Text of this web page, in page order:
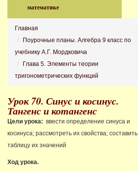
математике
Главная
Поурочные планы. Алгебра 9 класс по
учебнику А.Г. Мордковича
Глава 5. Элементы теории
тригонометрических функций
Урок 70. Синус и косинус.
Тангенс и котангенс
Цели урока: ввести определение синуса и
косинуса; рассмотреть их свойства; составить
таблицу их значений
Ход урока.